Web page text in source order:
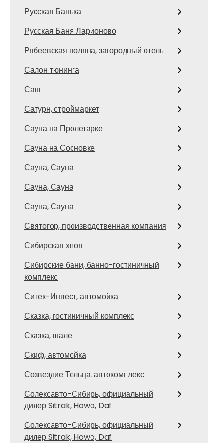
Русская Банька
Русская Баня Ларионово
Рябеевская поляна, загородный отель
Салон тюнинга
Санг
Сатурн, строймаркет
Сауна на Пролетарке
Сауна на Сосновке
Сауна, Сауна
Сауна, Сауна
Сауна, Сауна
Святогор, производственная компания
Сибирская хвоя
Сибирские бани, банно-гостиничный
комплекс
Ситек-Инвест, автомойка
Сказка, гостиничный комплекс
Сказка, шале
Скиф, автомойка
Созвездие Тельца, автокомплекс
Солексавто-Сибирь, официальный
дилер Sitrak, Howo, Daf
Солексавто-Сибирь, официальный
дилер Sitrak, Howo, Daf